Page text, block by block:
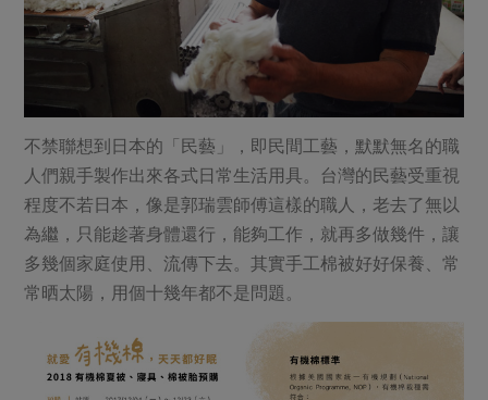
不禁聯想到日本的「民藝」，即民間工藝，默默無名的職
人們親手製作出來各式日常生活用具。台灣的民藝受重視
程度不若日本，像是郭瑞雲師傅這樣的職人，老去了無以
為繼，只能趁著身體還行，能夠工作，就再多做幾件，讓
多幾個家庭使用、流傳下去。其實手工棉被好好保養、常
常晒太陽，用個十幾年都不是問題。